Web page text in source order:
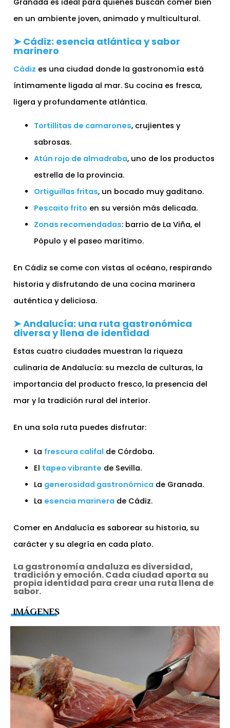
en un ambiente joven, animado y multicultural.
➤ Cádiz: esencia atlántica y sabor
marinero
Cádiz es una ciudad donde la gastronomía está
íntimamente ligada al mar. Su cocina es fresca,
ligera y profundamente atlántica.
Tortillitas de camarones, crujientes y
sabrosas.
Atún rojo de almadraba, uno de los productos
estrella de la provincia.
Ortiguillas fritas, un bocado muy gaditano.
Pescaito frito en su versión más delicada.
Zonas recomendadas: barrio de La Viña, el
Pópulo y el paseo marítimo.
En Cádiz se come con vistas al océano, respirando
historia y disfrutando de una cocina marinera
auténtica y deliciosa.
➤ Andalucía: una ruta gastronómica
diversa y llena de identidad
Estas cuatro ciudades muestran la riqueza
culinaria de Andalucía: su mezcla de culturas, la
importancia del producto fresco, la presencia del
mar y la tradición rural del interior.
En una sola ruta puedes disfrutar:
La frescura califal de Córdoba.
El tapeo vibrante de Sevilla.
La generosidad gastronómica de Granada.
La esencia marinera de Cádiz.
Comer en Andalucía es saborear su historia, su
carácter y su alegría en cada plato.
La gastronomía andaluza es diversidad,
tradición y emoción. Cada ciudad aporta su
propia identidad para crear una ruta llena de
sabor.
IMÁGENES